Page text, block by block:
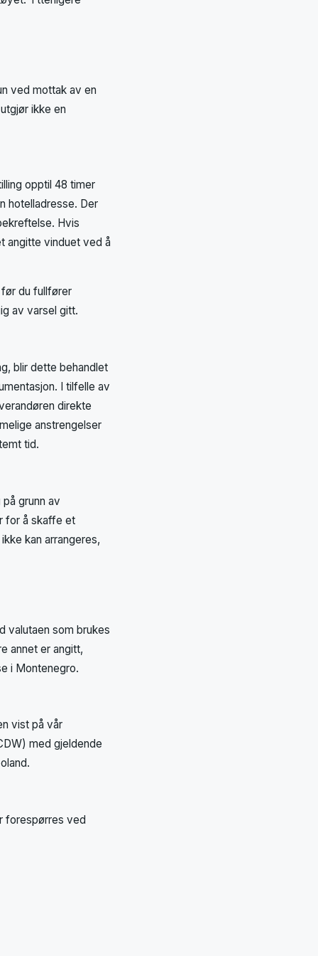
ved mottak av en
ikke en
opptil 48 timer
hotelladresse. Der
Hvis
angitte vinduet ved å
du fullfører
av varsel gitt.
blir dette behandlet
I tilfelle av
direkte
anstrengelser
tid.
grunn av
for å skaffe et
kan arrangeres,
valutaen som brukes
annet er angitt,
i Montenegro.
vist på vår
med gjeldende
forespørres ved